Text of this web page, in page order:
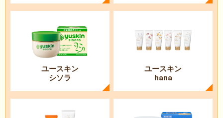
ユースキン
シソラ
ユースキン
hana